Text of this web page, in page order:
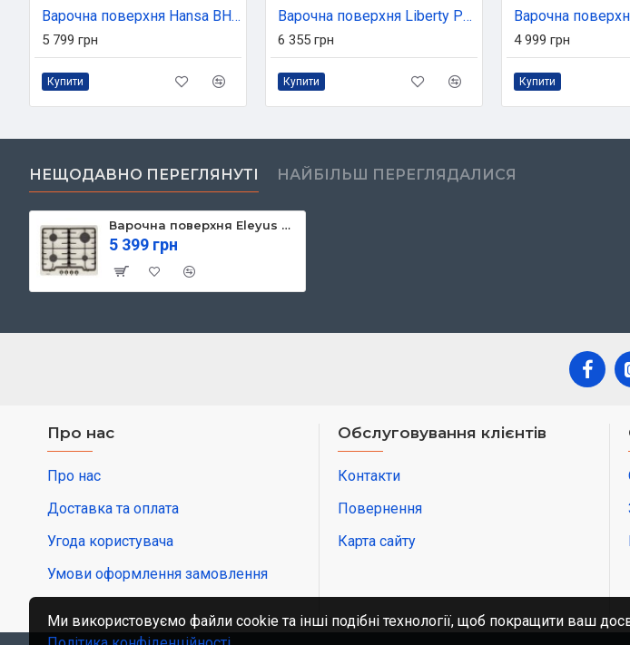
Варочна поверхня Hansa BHKW310300
5 799 грн
Купити
Варочна поверхня Liberty PG6141S-CC2I (446)
6 355 грн
Купити
4 999 грн
Купити
НЕЩОДАВНО ПЕРЕГЛЯНУТІ НАЙБІЛЬШ ПЕРЕГЛЯДАЛИСЯ
Варочна поверхня Eleyus GRACIA 60 BG CF
5 399 грн
Про нас
Про нас
Доставка та оплата
Угода користувача
Умови оформлення замовлення
Обслуговування клієнтів
Контакти
Повернення
Карта сайту
Ми використовуємо файли cookie та інші подібні технології, щоб покращити ваш